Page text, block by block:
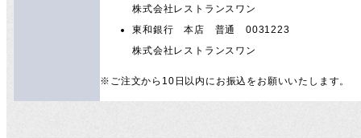
株式会社レストランスワン
東和銀行 本店 普通 0031223
株式会社レストランスワン
※ご注文から10日以内にお振込をお願いいたします。